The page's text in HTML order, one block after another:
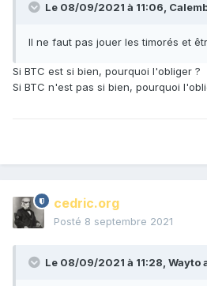
Le 08/09/2021 à 11:06,
Il ne faut pas jouer les timorés et
Si BTC est si bien, pourquoi l'obliger ?
Si BTC n'est pas si bien, pourquoi
cedric.org
Posté 8 septembre 2021
Le 08/09/2021 à 11:28, Wayto